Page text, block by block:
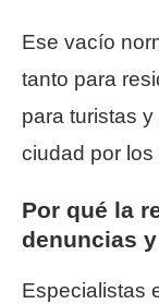
Ese vacío
tanto para
para turistas
ciudad por
Por qué la
denuncias
Especialistas